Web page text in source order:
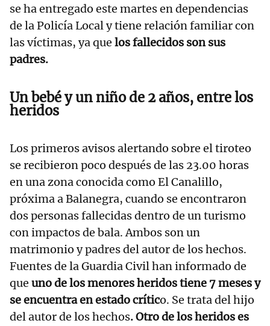
se ha entregado este martes en dependencias
de la Policía Local y tiene relación familiar con
las víctimas, ya que los fallecidos son sus
padres.
Un bebé y un niño de 2 años, entre los
heridos
Los primeros avisos alertando sobre el tiroteo
se recibieron poco después de las 23.00 horas
en una zona conocida como El Canalillo,
próxima a Balanegra, cuando se encontraron
dos personas fallecidas dentro de un turismo
con impactos de bala. Ambos son un
matrimonio y padres del autor de los hechos.
Fuentes de la Guardia Civil han informado de
que uno de los menores heridos tiene 7 meses y
se encuentra en estado crítico. Se trata del hijo
del autor de los hechos. Otro de los heridos es